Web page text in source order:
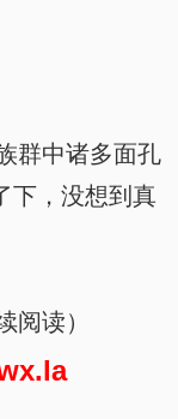
群中诸多面孔
下，没想到真
读）